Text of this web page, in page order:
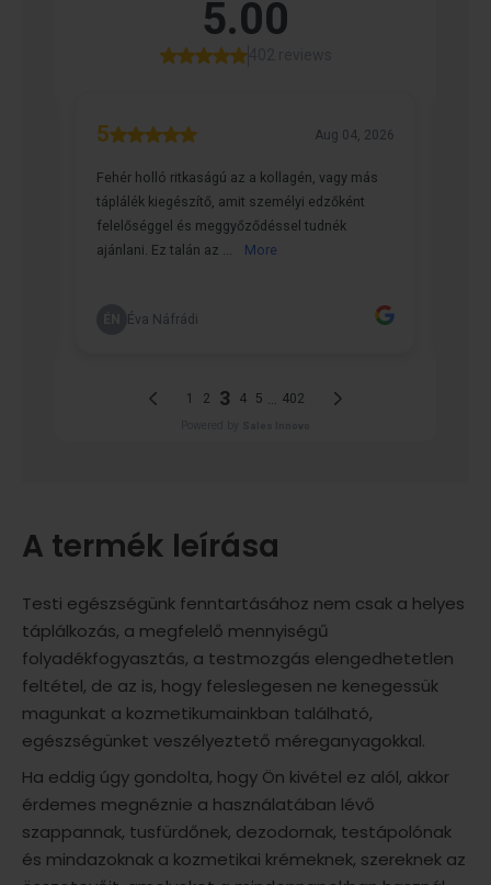
A termék leírása
Testi egészségünk fenntartásához nem csak a helyes
táplálkozás, a megfelelő mennyiségű
folyadékfogyasztás, a testmozgás elengedhetetlen
feltétel, de az is, hogy feleslegesen ne kenegessük
magunkat a kozmetikumainkban található,
egészségünket veszélyeztető méreganyagokkal.
Ha eddig úgy gondolta, hogy Ön kivétel ez alól, akkor
érdemes megnéznie a használatában lévő
szappannak, tusfürdőnek, dezodornak, testápolónak
és mindazoknak a kozmetikai krémeknek, szereknek az